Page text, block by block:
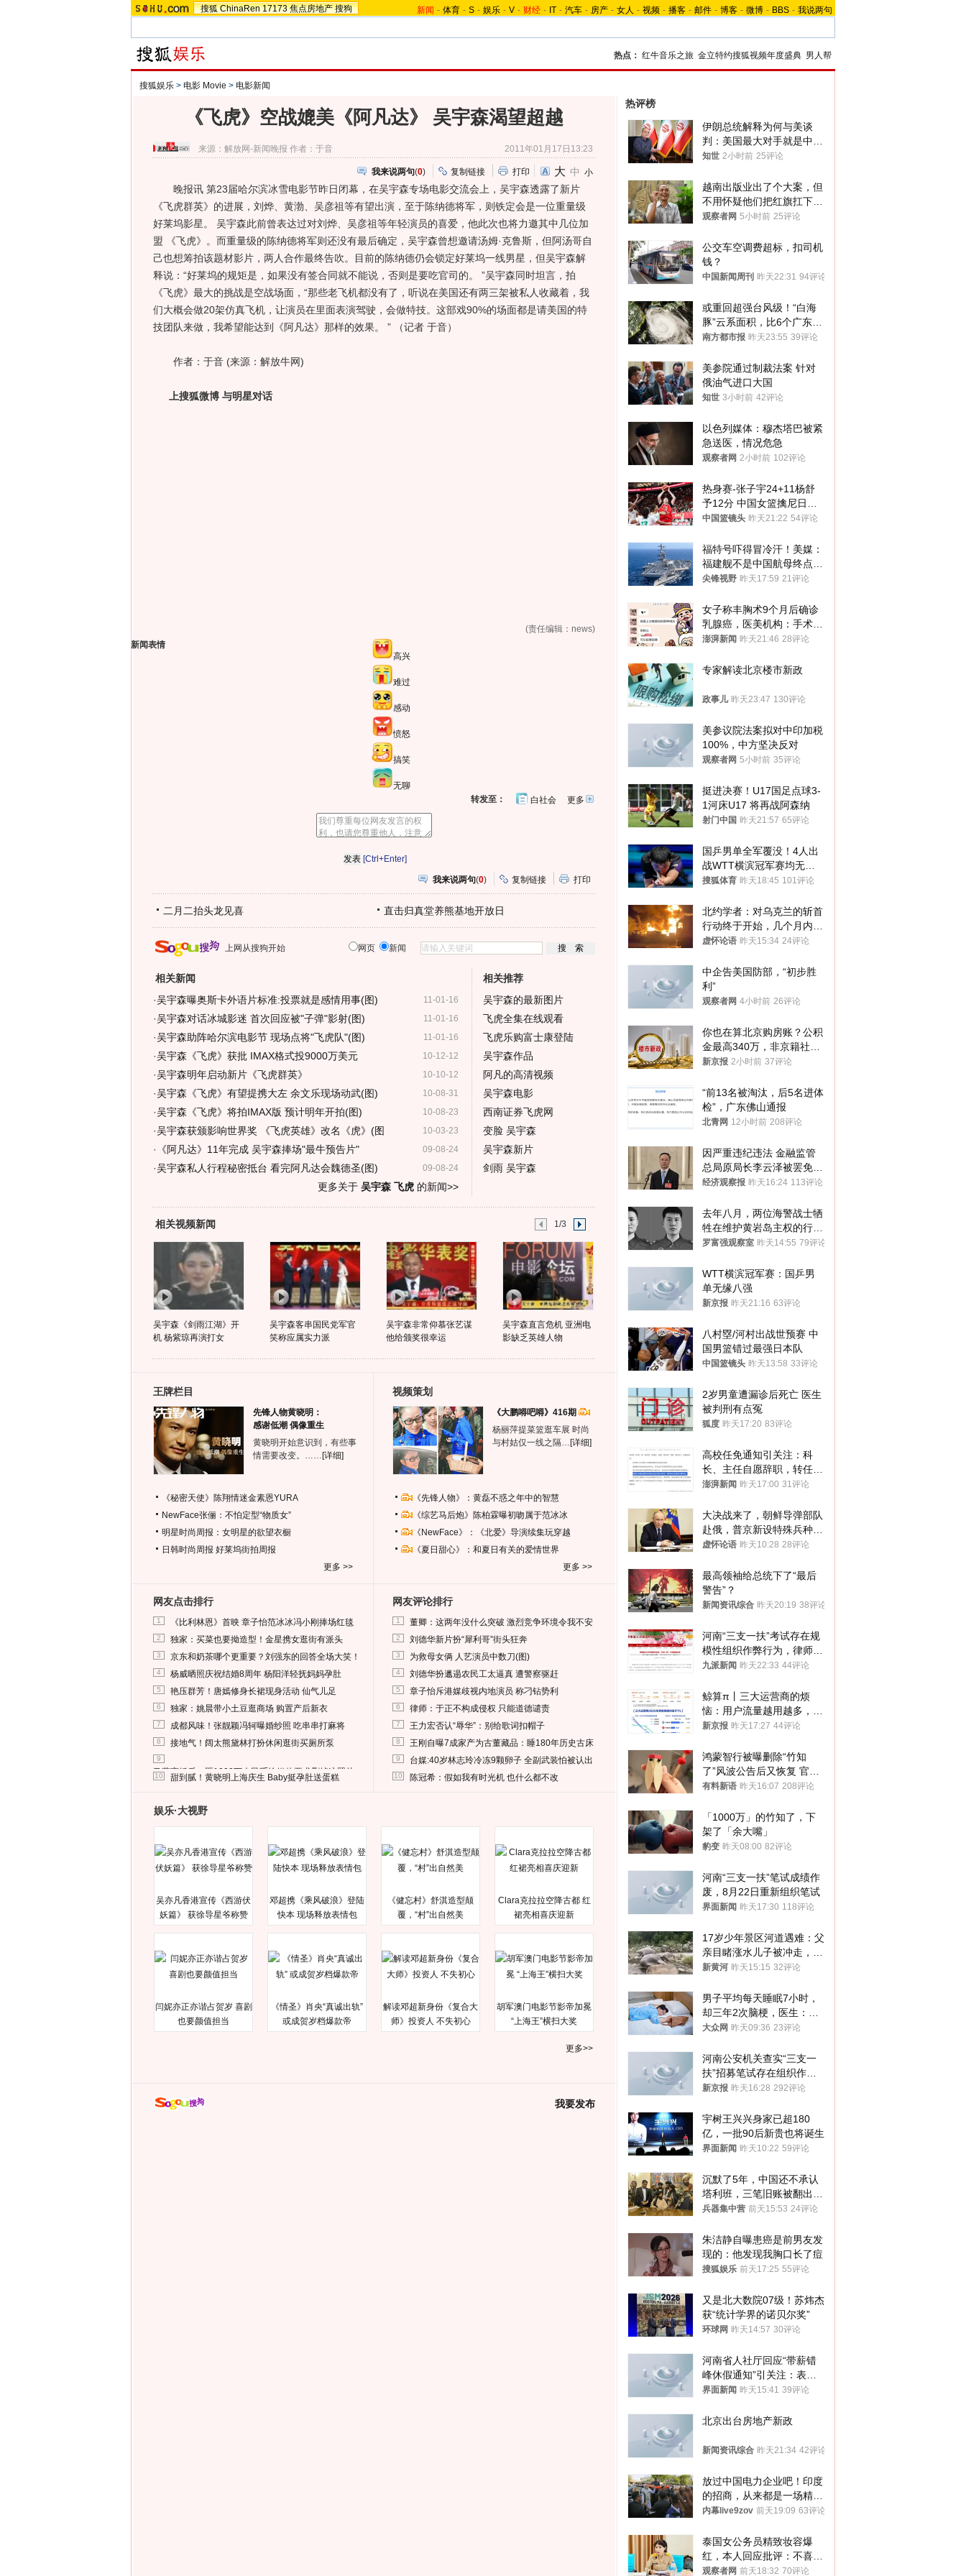
搜狐 ChinaRen 17173 焦点房地产 搜狗 新闻 - 体育 - S - 娱乐 - V - 财经 - IT - 汽车 - 房产 - 女人 - 视频 - 播客 - 邮件 - 博客 - 微博 - BBS - 我说两句
热点： 红牛音乐之旅 金立特约搜狐视频年度盛典 男人帮
搜狐娱乐 > 电影 Movie > 电影新闻
《飞虎》空战媲美《阿凡达》 吴宇森渴望超越
来源：解放网-新闻晚报 作者：于音 2011年01月17日13:23
我来说两句(0) 复制链接 打印 大 中 小
晚报讯 第23届哈尔滨冰雪电影节昨日闭幕，在吴宇森专场电影交流会上，吴宇森透露了新片
《飞虎群英》的进展，刘烨、黄渤、吴彦祖等有望出演，至于陈纳德将军，则铁定会是一位重量级
好莱坞影星。 吴宇森此前曾表达过对刘烨、吴彦祖等年轻演员的喜爱，他此次也将力邀其中几位加
盟 《飞虎》。而重量级的陈纳德将军则还没有最后确定，吴宇森曾想邀请汤姆·克鲁斯，但阿汤哥自
己也想筹拍该题材影片，两人合作最终告吹。目前的陈纳德仍会锁定好莱坞一线男星，但吴宇森解
释说：“好莱坞的规矩是，如果没有签合同就不能说，否则是要吃官司的。 ”吴宇森同时坦言，拍
《飞虎》最大的挑战是空战场面，“那些老飞机都没有了，听说在美国还有两三架被私人收藏着，我
们大概会做20架仿真飞机，让演员在里面表演驾驶，会做特技。这部戏90%的场面都是请美国的特
技团队来做，我希望能达到《阿凡达》那样的效果。 ” （记者 于音）
作者：于音 (来源：解放牛网)
上搜狐微博 与明星对话
(责任编辑：news)
新闻表情
高兴
难过
感动
愤怒
搞笑
无聊
更多开
转发至： 白社会
[Ctrl+Enter]
我来说两句(0) 复制链接 打印
二月二抬头龙见喜 直击归真堂养熊基地开放日
上网从搜狗开始 网页 新闻
相关新闻
11-01-16
·吴宇森曝奥斯卡外语片标准:投票就是感情用事(图)
11-01-16
·吴宇森对话冰城影迷 首次回应被"子弹"影射(图)
11-01-16
·吴宇森助阵哈尔滨电影节 现场点将"飞虎队"(图)
10-12-12
·吴宇森《飞虎》获批 IMAX格式投9000万美元
10-10-12
·吴宇森明年启动新片《飞虎群英》
10-08-31
·吴宇森《飞虎》有望提携大左 余文乐现场动武(图)
10-08-23
·吴宇森《飞虎》将拍IMAX版 预计明年开拍(图)
10-03-23
·吴宇森获颁影响世界奖 《飞虎英雄》改名《虎》(图
09-08-24
· 《阿凡达》11年完成 吴宇森捧场"最牛预告片"
09-08-24
·吴宇森私人行程秘密抵台 看完阿凡达会魏德圣(图)
更多关于 吴宇森 飞虎的新闻>>
相关推荐
吴宇森的最新图片
飞虎全集在线观看
飞虎乐购富士康登陆
吴宇森作品
阿凡的高清视频
吴宇森电影
西南证券飞虎网
变脸 吴宇森
吴宇森新片
剑雨 吴宇森
相关视频新闻 1/3
吴宇森《剑雨江湖》开
机 杨紫琼再演打女
吴宇森客串国民党军官
笑称应属实力派
吴宇森非常仰慕张艺谋
他给颁奖很幸运
吴宇森直言危机 亚洲电
影缺乏英雄人物
王牌栏目
先锋人物黄晓明：
感谢低潮 偶像重生
黄晓明开始意识到，有些事
情需要改变。…… [详细]
《秘密天使》陈翔情迷金素恩YURA
NewFace张俪：不怕定型“物质女”
明星时尚周报：女明星的欲望衣橱
日韩时尚周报 好莱坞街拍周报
更多 >>
视频策划
《大鹏嘚吧嘚》416期
杨丽萍提菜篮逛车展 时尚
与村姑仅一线之隔… [详细]
《先锋人物》：黄磊不惑之年中的智慧
《综艺马后炮》陈柏霖曝初吻属于范冰冰
《NewFace》：《北爱》导演续集玩穿越
《夏日甜心》：和夏日有关的爱情世界
更多 >>
网友点击排行
1 《比利林恩》首映 章子怡范冰冰冯小刚捧场红毯
2 独家：买菜也要拗造型！金星携女逛街有派头
3 京东和奶茶哪个更重要？刘强东的回答全场大笑！
4 杨威晒照庆祝结婚8周年 杨阳洋轻抚妈妈孕肚
5 艳压群芳！唐嫣修身长裙现身活动 仙气儿足
6 独家：姚晨带小土豆逛商场 购置产后新衣
7 成都风味！张靓颖冯轲曝婚纱照 吃串串打麻将
8 接地气！阔太熊黛林打扮休闲逛街买厕所泵
9
马蓉离婚后，砸1000万人民币给媒体要求删掉这照片
10 甜到腻！黄晓明上海庆生 Baby挺孕肚送蛋糕
网友评论排行
1 董卿：这两年没什么突破 激烈竞争环境令我不安
2 刘德华新片扮“犀利哥”街头狂奔
3 为救母女俩 人艺演员中数刀(图)
4 刘德华扮邋遢农民工太逼真 遭警察驱赶
5 章子怡斥港媒歧视内地演员 称刁钻势利
6 律师：于正不构成侵权 只能道德谴责
7 王力宏否认“辱华”：别给歌词扣帽子
8 王刚自曝7成家产为古董藏品：睡180年历史古床
9 台媒:40岁林志玲冷冻9颗卵子 全副武装怕被认出
10 陈冠希：假如我有时光机 也什么都不改
娱乐·大视野
吴亦凡香港宣传《西游伏
妖篇》 获徐导星爷称赞
邓超携《乘风破浪》登陆
快本 现场释放表情包
《健忘村》舒淇造型颠
覆，“村”出自然美
Clara克拉拉空降古都 红
裙亮相喜庆迎新
闫妮亦正亦谐占贺岁 喜剧
也要颜值担当
《情圣》肖央“真诚出轨”
或成贺岁档爆款帝
解读邓超新身份《复合大
师》投资人 不失初心
胡军澳门电影节影帝加冕
“上海王”横扫大奖
更多>>
我要发布
热评榜
伊朗总统解释为何与美谈
判：美国最大对手就是中
国，但他们也在对话
知世 2小时前 25评论
越南出版业出了个大案，但
不用怀疑他们把红旗扛下去
的决心
观察者网 5小时前 25评论
公交车空调费超标，扣司机
钱？
中国新闻周刊 昨天22:31 94评论
或重回超强台风级！“白海
豚”云系面积，比6个广东还
大！深圳官方：注意这件事
南方都市报 昨天23:55 39评论
美参院通过制裁法案 针对
俄油气进口大国
知世 3小时前 42评论
以色列媒体：穆杰塔巴被紧
急送医，情况危急
观察者网 2小时前 102评论
热身赛-张子宇24+11杨舒
予12分 中国女篮擒尼日利
亚
中国篮镜头 昨天21:22 54评论
福特号吓得冒冷汗！美媒：
福建舰不是中国航母终点，
而是新起点！
尖锋视野 昨天17:59 21评论
女子称丰胸术9个月后确诊
乳腺癌，医美机构：手术不
可能引发癌症，建议走司法
澎湃新闻 昨天21:46 28评论
专家解读北京楼市新政
政事儿 昨天23:47 130评论
美参议院法案拟对中印加税
100%，中方坚决反对
观察者网 5小时前 35评论
挺进决赛！U17国足点球3-
1河床U17 将再战阿森纳
射门中国 昨天21:57 65评论
国乒男单全军覆没！4人出
战WTT横滨冠军赛均无缘
八强
搜狐体育 昨天18:45 101评论
北约学者：对乌克兰的斩首
行动终于开始，几个月内乌
将投降
虚怀论语 昨天15:34 24评论
中企告美国防部，“初步胜
利”
观察者网 4小时前 26评论
你也在算北京购房账？公积
金最高340万，非京籍社保
1年
新京报 2小时前 37评论
“前13名被淘汰，后5名进体
检”，广东佛山通报
北青网 12小时前 208评论
因严重违纪违法 金融监管
总局原局长李云泽被罢免全
国人大代表
经济观察报 昨天16:24 113评论
去年八月，两位海警战士牺
牲在维护黄岩岛主权的行动
中
罗富强观察室 昨天14:55 79评论
WTT横滨冠军赛：国乒男
单无缘八强
新京报 昨天21:16 63评论
八村塁/河村出战世预赛 中
国男篮错过最强日本队
中国篮镜头 昨天13:58 33评论
2岁男童遭漏诊后死亡 医生
被判刑有点冤
狐度 昨天17:20 83评论
高校任免通知引关注：科
长、主任自愿辞职，转任思
政辅导员
澎湃新闻 昨天17:00 31评论
大决战来了，朝鲜导弹部队
赴俄，普京新设特殊兵种，
76岁老将扛旗
虚怀论语 昨天10:28 28评论
最高领袖给总统下了“最后
警告”？
新闻资讯综合 昨天20:19 38评论
河南“三支一扶”考试存在规
模性组织作弊行为，律师：
涉嫌非法获取国家秘密罪等
九派新闻 昨天22:33 44评论
鲸算π丨三大运营商的烦
恼：用户流量越用越多，收
入却越来越少
新京报 昨天17:27 44评论
鸿蒙智行被曝删除“竹知
了”风波公告后又恢复 官媒
曾力挺：劝华为要大度的，
有料新语 昨天16:07 208评论
「1000万」的竹知了，下
架了「余大嘴」
豹变 昨天08:00 82评论
河南“三支一扶”笔试成绩作
废，8月22日重新组织笔试
界面新闻 昨天17:30 118评论
17岁少年景区河道遇难：父
亲目睹涨水儿子被冲走，当
地排除上游泄洪，家属盼厘
新黄河 昨天15:15 32评论
男子平均每天睡眠7小时，
却三年2次脑梗，医生：这
样睡觉更伤身
大众网 昨天09:36 23评论
河南公安机关查实“三支一
扶”招募笔试存在组织作弊
犯罪行为
新京报 昨天16:28 292评论
宇树王兴兴身家已超180
亿，一批90后新贵也将诞生
界面新闻 昨天10:22 59评论
沉默了5年，中国还不承认
塔利班，三笔旧账被翻出，
最大风险出现
兵器集中营 前天15:53 24评论
朱洁静自曝患癌是前男友发
现的：他发现我胸口长了痘
搜狐娱乐 前天17:25 55评论
又是北大数院07级！苏炜杰
获“统计学界的诺贝尔奖”
环球网 昨天14:57 30评论
河南省人社厅回应“带薪错
峰休假通知”引关注：表述
不够准确，待修改后印发
界面新闻 昨天15:41 39评论
北京出台房地产新政
新闻资讯综合 昨天21:34 42评论
放过中国电力企业吧！印度
的招商，从来都是一场精准
收割
内幕live9zov 前天19:09 63评论
泰国女公务员精致妆容爆
红，本人回应批评：不喜欢
就别看
观察者网 前天18:32 70评论